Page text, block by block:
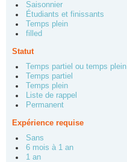
Saisonnier
Étudiants et finissants
Temps plein
filled
Statut
Temps partiel ou temps plein
Temps partiel
Temps plein
Liste de rappel
Permanent
Expérience requise
Sans
6 mois à 1 an
1 an